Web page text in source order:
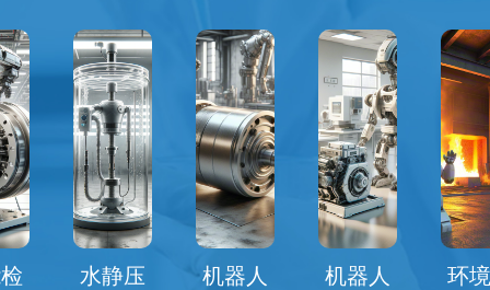
机器人
环境适
电气检
电磁兼